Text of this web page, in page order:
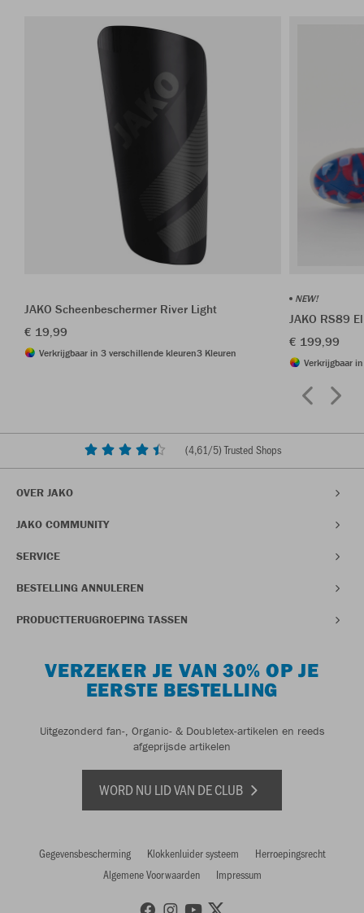
JAKO Scheenbeschermer River Light
€ 19,99
Verkrijgbaar in 3 verschillende kleuren3 Kleuren
NEW!
JAKO RS89
€ 199,99
Verkrijgbaar
(4,61/5) Trusted Shops
OVER JAKO
JAKO COMMUNITY
SERVICE
BESTELLING ANNULEREN
PRODUCTTERUGROEPING TASSEN
VERZEKER JE VAN 30% OP JE
EERSTE BESTELLING
Uitgezonderd fan-, Organic- & Doubletex-artikelen en reeds
afgeprijsde artikelen
WORD NU LID VAN DE CLUB
Gegevensbescherming Klokkenluider systeem
Herroepingsrecht
Algemene Voorwaarden
Impressum